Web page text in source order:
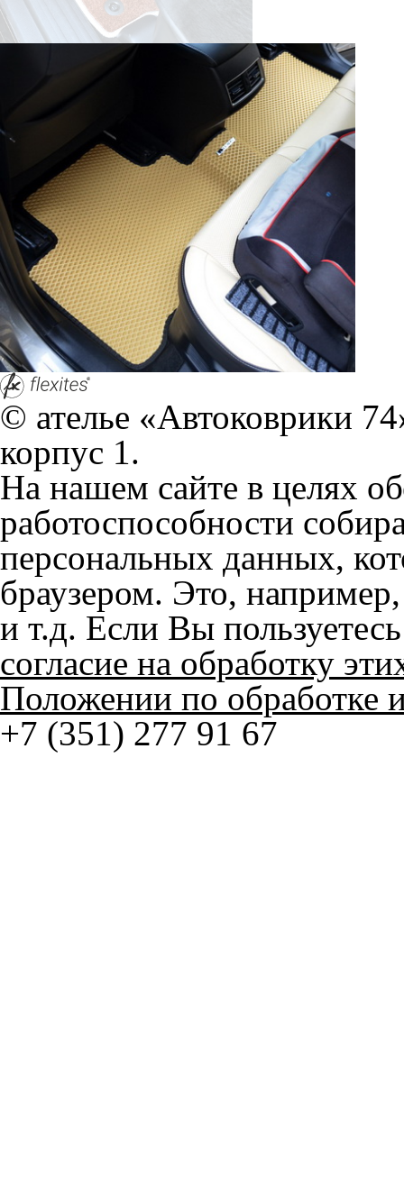
© ателье «Автоковрики
корпус 1.
На нашем сайте в целях
работоспособности
персональных данных,
браузером. Это,
и т.д. Если Вы
согласие на обработку
Положении по обработке
+7 (351) 277 91 67